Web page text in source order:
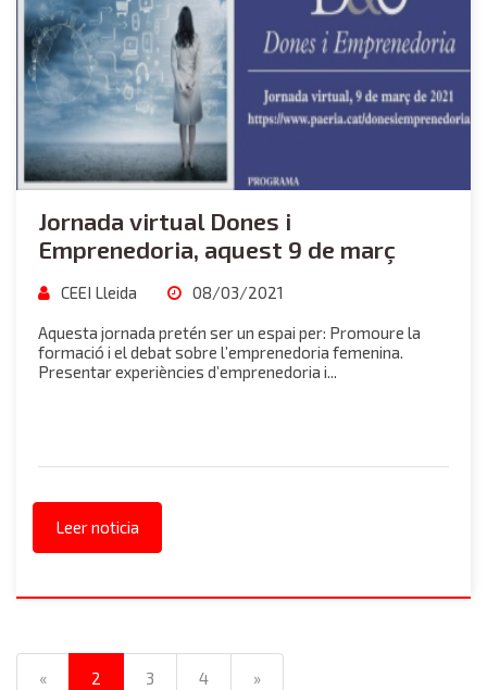
Jornada virtual Dones i
Emprenedoria, aquest 9 de març
CEEI Lleida 08/03/2021
Aquesta jornada pretén ser un espai per: Promoure la
formació i el debat sobre l’emprenedoria femenina.
Presentar experiències d’emprenedoria i...
Leer noticia
« 2 3 4 »